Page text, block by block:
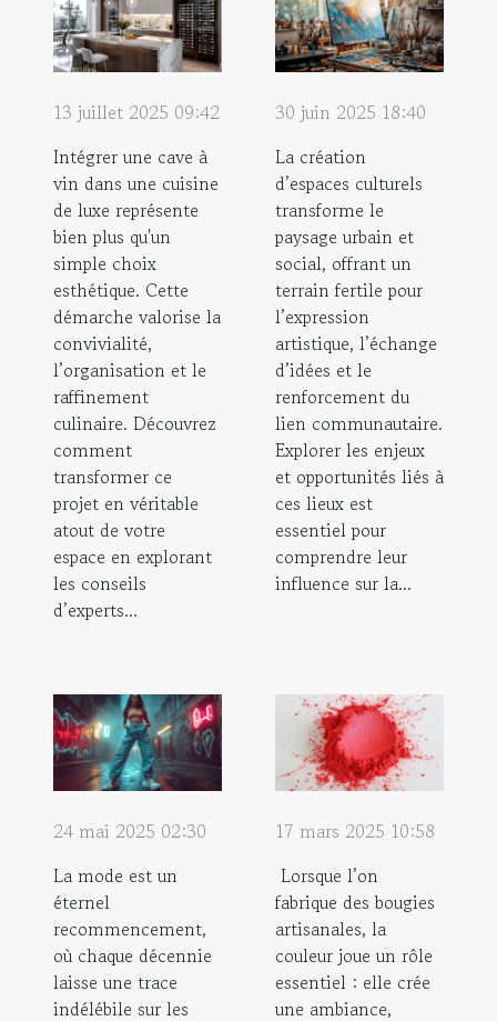
13 juillet 2025 09:42
Intégrer une cave à
vin dans une cuisine
de luxe représente
bien plus qu'un
simple choix
esthétique. Cette
démarche valorise la
convivialité,
l’organisation et le
raffinement
culinaire. Découvrez
comment
transformer ce
projet en véritable
atout de votre
espace en explorant
les conseils
d’experts...
30 juin 2025 18:40
La création
d’espaces culturels
transforme le
paysage urbain et
social, offrant un
terrain fertile pour
l’expression
artistique, l’échange
d’idées et le
renforcement du
lien communautaire.
Explorer les enjeux
et opportunités liés à
ces lieux est
essentiel pour
comprendre leur
influence sur la...
24 mai 2025 02:30
La mode est un
éternel
recommencement,
où chaque décennie
laisse une trace
indélébile sur les
17 mars 2025 10:58
Lorsque l’on
fabrique des bougies
artisanales, la
couleur joue un rôle
essentiel : elle crée
une ambiance,